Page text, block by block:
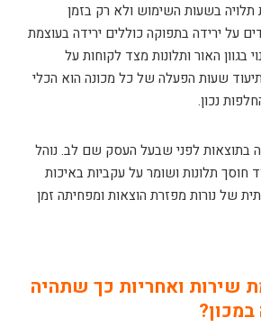
תלויה בשעות השימוש ולא רק בזמן
על ירידה בתפוקה כוללים ירידה בעוצמת
בגוון האור ותלונות מצד לקוחות על
שעות הפעלה של כל מכונה הוא הכלי
נכון.
בתוצאות לפני שבעל העסק שם לב. נוהל
חוסך תלונות ושומר על עקביות באיכות
של נורות מפזרת הוצאות ומפחיתה זמן
שירות ואחריות כך שתהיה